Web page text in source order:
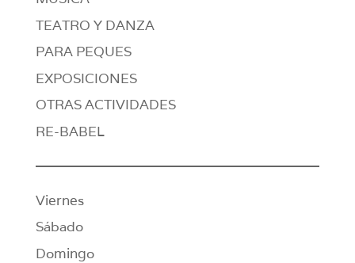
TEATRO Y DANZA
PARA PEQUES
EXPOSICIONES
OTRAS ACTIVIDADES
RE-BABEL
Viernes
Sábado
Domingo